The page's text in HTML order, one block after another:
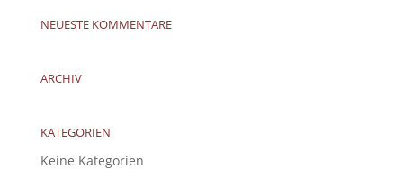
NEUESTE KOMMENTARE
ARCHIV
KATEGORIEN
Keine Kategorien